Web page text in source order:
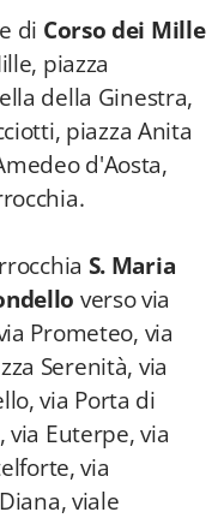
di Corso dei Mille
piazza
della Ginestra,
piazza Anita
d'Aosta,
S. Maria
verso via
Prometeo, via
Serenità, via
via Porta di
via Euterpe, via
via
viale